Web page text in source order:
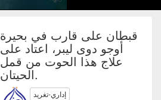
قبطان على قارب في بحيرة
أوجو دوى ليبر، اعتاد على
علاج هذا الحوت من قمل
الحيتان.
إداري-تغريد